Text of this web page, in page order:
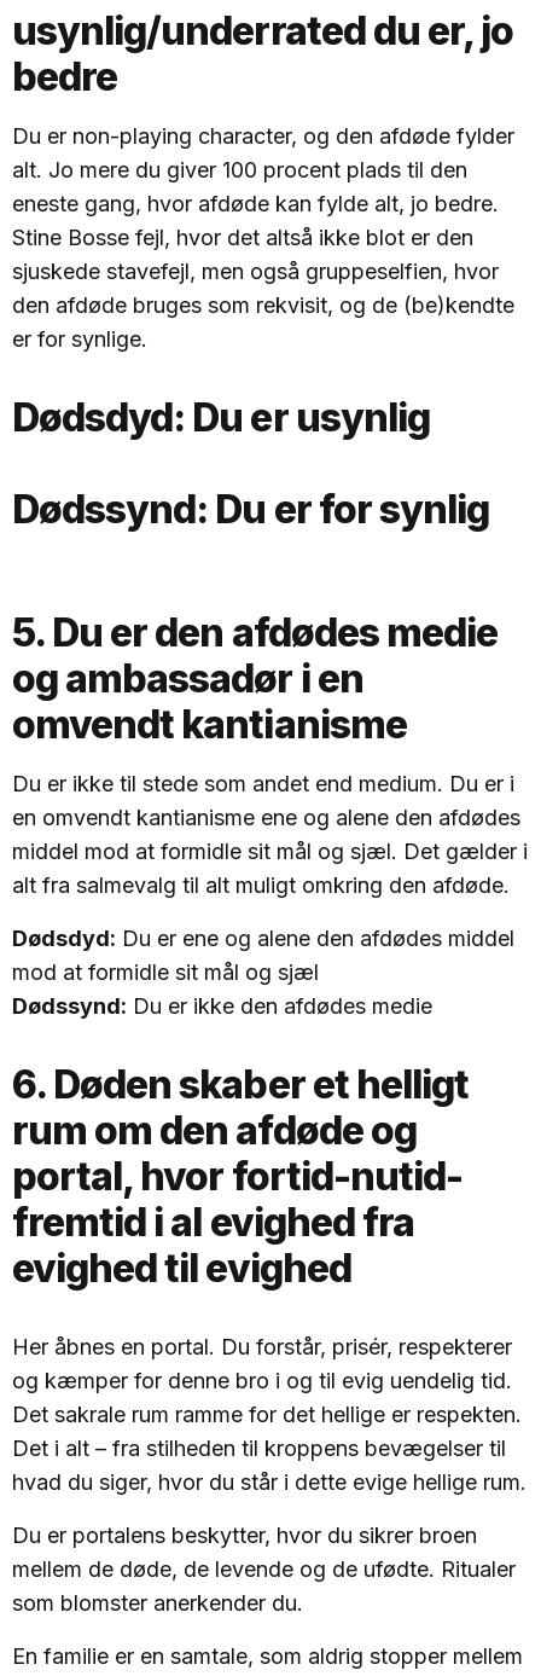
usynlig/underrated du er, jo
bedre
Du er non-playing character, og den afdøde fylder
alt. Jo mere du giver 100 procent plads til den
eneste gang, hvor afdøde kan fylde alt, jo bedre.
Stine Bosse fejl, hvor det altså ikke blot er den
sjuskede stavefejl, men også gruppeselfien, hvor
den afdøde bruges som rekvisit, og de (be)kendte
er for synlige.
Dødsdyd: Du er usynlig
Dødssynd: Du er for synlig
5. Du er den afdødes medie
og ambassadør i en
omvendt kantianisme
Du er ikke til stede som andet end medium. Du er i
en omvendt kantianisme ene og alene den afdødes
middel mod at formidle sit mål og sjæl. Det gælder i
alt fra salmevalg til alt muligt omkring den afdøde.
Dødsdyd: Du er ene og alene den afdødes middel
mod at formidle sit mål og sjæl
Dødssynd: Du er ikke den afdødes medie
6. Døden skaber et helligt
rum om den afdøde og
portal, hvor fortid-nutid-
fremtid i al evighed fra
evighed til evighed
Her åbnes en portal. Du forstår, prisér, respekterer
og kæmper for denne bro i og til evig uendelig tid.
Det sakrale rum ramme for det hellige er respekten.
Det i alt – fra stilheden til kroppens bevægelser til
hvad du siger, hvor du står i dette evige hellige rum.
Du er portalens beskytter, hvor du sikrer broen
mellem de døde, de levende og de ufødte. Ritualer
som blomster anerkender du.
En familie er en samtale, som aldrig stopper mellem